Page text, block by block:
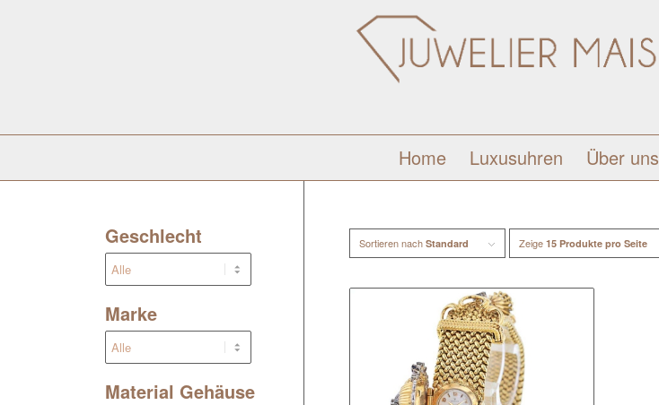
Home Luxusuhren Über uns
Sortieren nachStandard Zeige15 Produkte pro Seite
Geschlecht
Marke
Material Gehäuse